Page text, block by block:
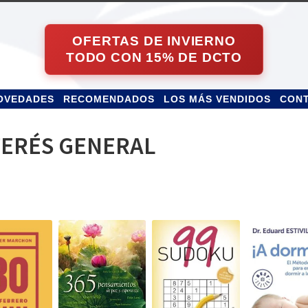
RECOMENDADOS LOS MÁS VENDIDOS
GENERAL